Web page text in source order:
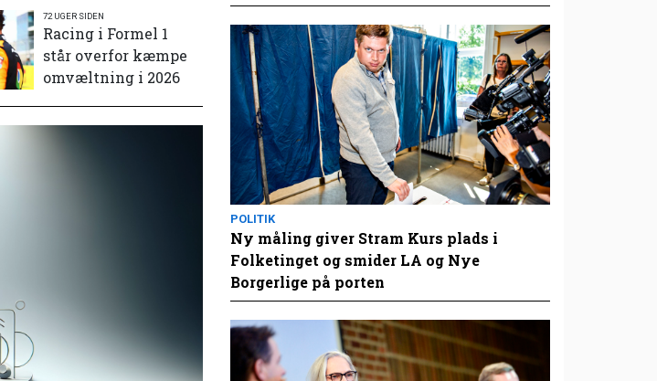
72 UGER SIDEN
Racing i Formel 1
står overfor kæmpe
omvæltning i 2026
POLITIK
Ny måling giver Stram Kurs plads i
Folketinget og smider LA og Nye
Borgerlige på porten